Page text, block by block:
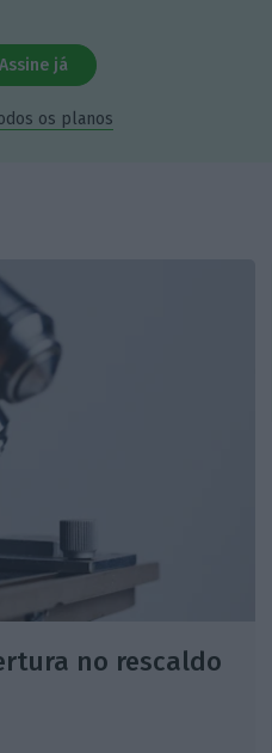
Assine já
os planos
no rescaldo